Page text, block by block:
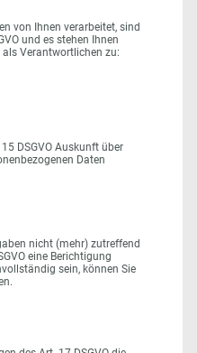
von Ihnen verarbeitet, sind
und es stehen Ihnen
Verantwortlichen zu:
DSGVO Auskunft über
Daten
nicht (mehr) zutreffend
eine Berichtigung
sein, können Sie